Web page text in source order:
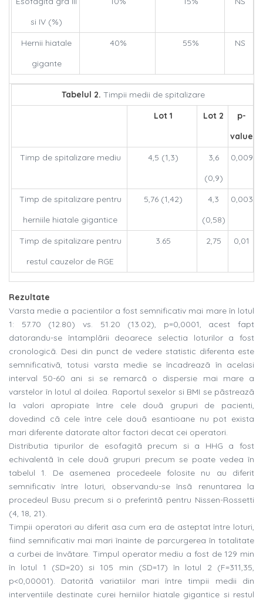
si IV (%)
Hernii hiatale
gigante
40% 55% NS
Tabelul 2. Timpii medii de spitalizare
Lot 1
Lot 2
p-
value
Timp de spitalizare mediu
4,5 (1,3)
3,6
(0,9)
0,009
Timp de spitalizare pentru
herniile hiatale gigantice
5,76 (1,42)
4,3
(0,58)
0,003
Timp de spitalizare pentru
restul cauzelor de RGE
3.65 2,75 0,01
Rezultate
Varsta medie a pacientilor a fost semnificativ mai mare în lotul
1: 57.70 (12.80) vs. 51.20 (13.02), p=0,0001, acest fapt
datorandu-se întamplãrii deoarece selectia loturilor a fost
cronologicã. Desi din punct de vedere statistic diferenta este
semnificativã, totusi varsta medie se încadreazã în acelasi
interval 50-60 ani si se remarcã o dispersie mai mare a
varstelor în lotul al doilea. Raportul sexelor si BMI se pãstreazã
la valori apropiate între cele douã grupuri de pacienti,
dovedind cã cele între cele douã esantioane nu pot exista
mari diferente datorate altor factori decat cei operatori.
Distributia tipurilor de esofagitã precum si a HHG a fost
echivalentã în cele douã grupuri precum se poate vedea în
tabelul 1. De asemenea procedeele folosite nu au diferit
semnificativ între loturi, observandu-se însã renuntarea la
procedeul Busu precum si o preferintã pentru Nissen-Rossetti
(4, 18, 21).
Timpii operatori au diferit asa cum era de asteptat între loturi,
fiind semnificativ mai mari înainte de parcurgerea în totalitate
a curbei de învãtare. Timpul operator mediu a fost de 129 min
în lotul 1 (SD=20) si 105 min (SD=17) în lotul 2 (F=311,35,
p<0,00001). Datoritã variatiilor mari între timpii medii din
interventiile destinate curei herniilor hiatale gigantice si restul